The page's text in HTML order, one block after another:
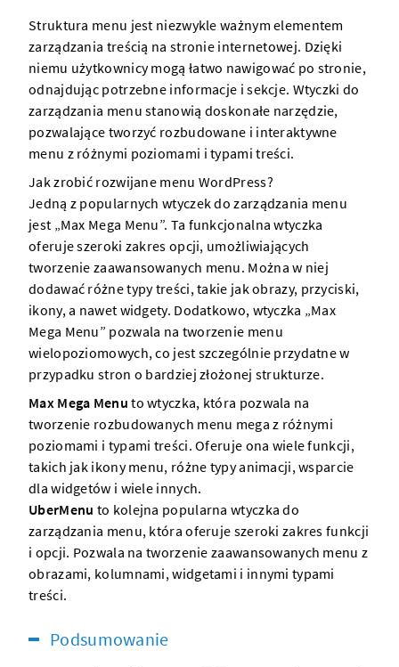
Struktura menu jest niezwykle ważnym elementem
zarządzania treścią na stronie internetowej. Dzięki
niemu użytkownicy mogą łatwo nawigować po stronie,
odnajdując potrzebne informacje i sekcje. Wtyczki do
zarządzania menu stanowią doskonałe narzędzie,
pozwalające tworzyć rozbudowane i interaktywne
menu z różnymi poziomami i typami treści.
Jak zrobić rozwijane menu WordPress?
Jedną z popularnych wtyczek do zarządzania menu
jest „Max Mega Menu”. Ta funkcjonalna wtyczka
oferuje szeroki zakres opcji, umożliwiających
tworzenie zaawansowanych menu. Można w niej
dodawać różne typy treści, takie jak obrazy, przyciski,
ikony, a nawet widgety. Dodatkowo, wtyczka „Max
Mega Menu” pozwala na tworzenie menu
wielopoziomowych, co jest szczególnie przydatne w
przypadku stron o bardziej złożonej strukturze.
Max Mega Menu to wtyczka, która pozwala na
tworzenie rozbudowanych menu mega z różnymi
poziomami i typami treści. Oferuje ona wiele funkcji,
takich jak ikony menu, różne typy animacji, wsparcie
dla widgetów i wiele innych.
UberMenu to kolejna popularna wtyczka do
zarządzania menu, która oferuje szeroki zakres funkcji
i opcji. Pozwala na tworzenie zaawansowanych menu z
obrazami, kolumnami, widgetami i innymi typami
treści.
Podsumowanie